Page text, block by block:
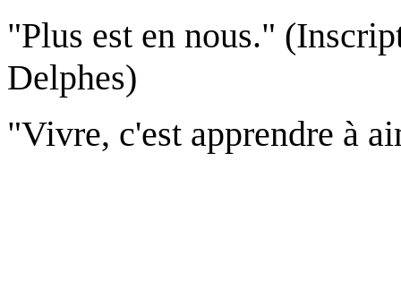
"Plus est en nous."
Delphes)
"Vivre, c'est apprendre à